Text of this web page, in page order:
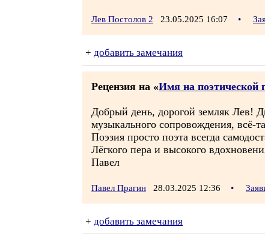
Лев Постолов 2 23.05.2025 16:07 •
+ добавить замечания
Рецензия на «Имя на поэтической
Добрый день, дорогой земляк Лев!
музыкального сопровождения, всё-
Поэзия просто поэта всегда
Лёгкого пера и высокого
Павел
Павел Прагин 28.03.2025 12:36 •
+ добавить замечания